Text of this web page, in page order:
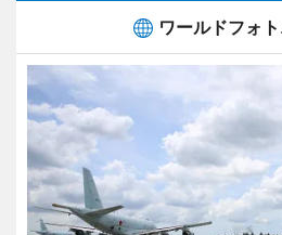
ワールドフォ